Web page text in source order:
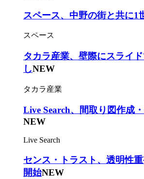
スペース、中野の街と共に1
スペース
タカラ産業、壁際にスライ
しNEW
タカラ産業
Live Search、間取り図作成
NEW
Live Search
センス・トラスト、透明性
開始NEW